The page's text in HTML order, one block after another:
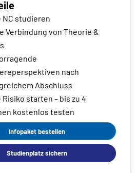
NC studieren
Verbindung von Theorie &
nach
Abschluss
Risiko starten – bis zu 4
kostenlos testen
Infopaket bestellen
Studienplatz sichern